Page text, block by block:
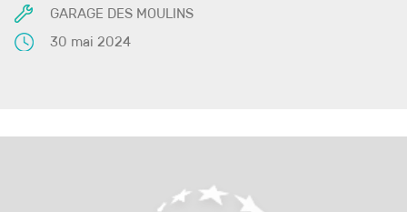
GARAGE DES MOULINS
30 mai 2024